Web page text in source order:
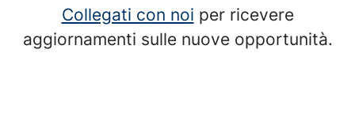
Collegati con noi per ricevere
aggiornamenti sulle nuove opportunità.